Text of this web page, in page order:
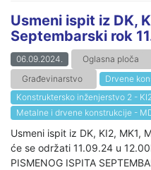
Usmeni ispit iz DK,
Septembarski rok
06.09.2024. Oglasna ploča
Građevinarstvo
Drvene
Konstruktersko inženjerstvo 2 - KI2
Metalne i drvene konstrukcije -
Usmeni ispit iz DK, KI2, MK1,
će se održati 11.09.24 u
PISMENOG ISPITA